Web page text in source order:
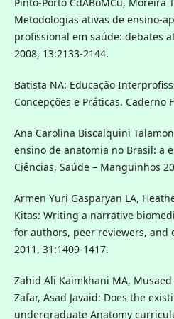
Pinto-Porto CdABoMCu, Moreira
Metodologias ativas de ensino-
profissional em saúde: debates
2008, 13:2133-2144.
Batista NA: Educação
Concepções e Práticas. Caderno
Ana Carolina Biscalquini
ensino de anatomia no Brasil: a
Ciências, Saúde – Manguinhos
Armen Yuri Gasparyan LA,
Kitas: Writing a narrative
for authors, peer reviewers, and
2011, 31:1409-1417.
Zahid Ali Kaimkhani MA,
Zafar, Asad Javaid: Does the
undergraduate Anatomy